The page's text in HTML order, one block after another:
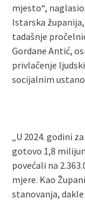
mjesto“,
Istarska
tadašnje
Gordane Antić,
privlačenje
socijalnim
„U 2024. godini
gotovo 1,8
povećali na
mjere. Kao
stanovanja,